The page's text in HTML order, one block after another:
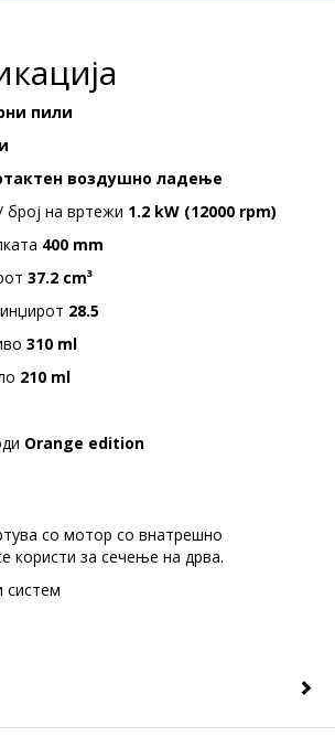
пили
воздушно ладење
на вртежи 1.2 kW (12000 rpm)
400 mm
37.2 cm³
28.5
310 ml
210 ml
Orange edition
со мотор со внатрешно
користи за сечење на дрва.
систем